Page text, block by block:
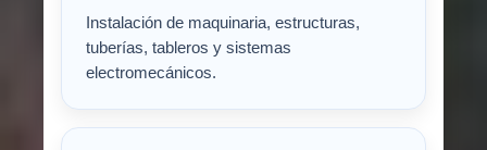
Instalación de maquinaria, estructuras,
tuberías, tableros y sistemas
electromecánicos.